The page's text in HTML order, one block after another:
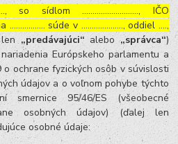
so sídlom ………………………, IČO
…………….. súde v ……………….., oddiel ….,
„predávajúci“ alebo„správca“)
Európskeho parlamentu a
o ochrane fyzických osôb v súvislosti
údajov a o voľnom pohybe týchto
95/46/ES (všeobecné
osobných údajov) (ďalej len
osobné údaje: